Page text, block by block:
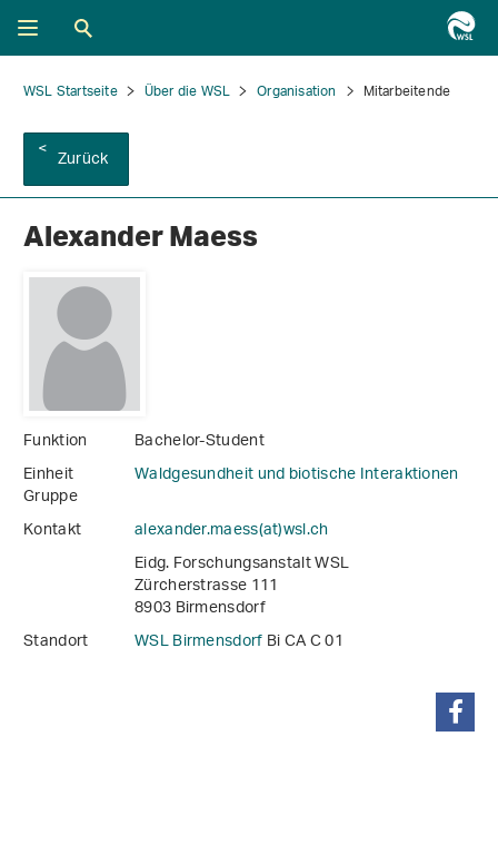
WSL Startseite Über die WSL Organisation Mitarbeitende
Zurück
Alexander Maess
Funktion
Bachelor-Student
Einheit
Waldgesundheit und biotische Interaktionen
Gruppe
Kontakt
alexander.maess(at)wsl.ch
Eidg. Forschungsanstalt WSL
Zürcherstrasse 111
8903 Birmensdorf
Standort
WSL BirmensdorfBi CA C 01